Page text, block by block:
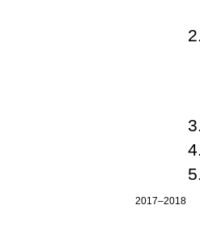
2017–2018